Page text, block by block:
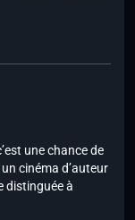
une chance de
cinéma d’auteur
distinguée à